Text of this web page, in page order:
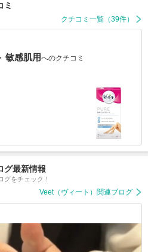
ミ
クチコミ一覧（39件）
敏感肌用へのクチコミ
グ最新情報
グをチェック！
Veet（ヴィート）関連ブログ